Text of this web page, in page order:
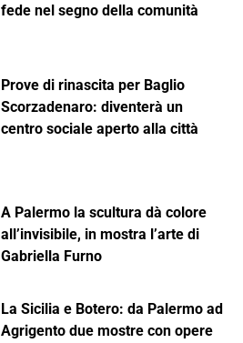
fede nel segno della comunità
Prove di rinascita per Baglio
Scorzadenaro: diventerà un
centro sociale aperto alla città
A Palermo la scultura dà colore
all’invisibile, in mostra l’arte di
Gabriella Furno
La Sicilia e Botero: da Palermo ad
Agrigento due mostre con opere